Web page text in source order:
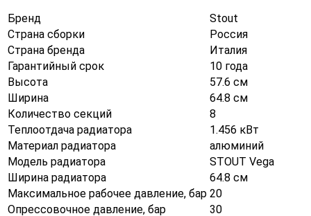
Бренд
Stout
Страна сборки
Россия
Страна бренда
Италия
Гарантийный срок
10 года
Высота
57.6 см
Ширина
64.8 см
Количество секций
8
Теплоотдача радиатора
1.456 кВт
Материал радиатора
алюминий
Модель радиатора
STOUT Vega
Ширина радиатора
64.8 см
Максимальное рабочее давление, бар 20
Опрессовочное давление, бар
30